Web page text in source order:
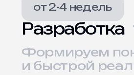
от 2-4 недель
Разработка
Формируем
и быстрой